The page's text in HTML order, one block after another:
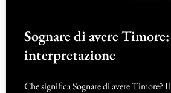
Sognare di avere
interpretazione
Che significa Sognare di avere Timore?